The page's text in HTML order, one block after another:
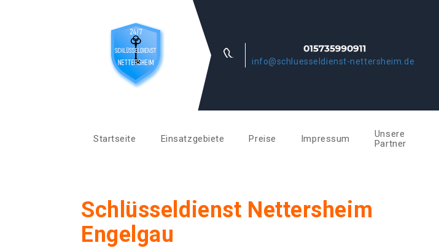
info@schluesseldienst-nettersheim.de
Startseite Einsatzgebiete Preise Impressum
Unsere
Partner
Schlüsseldienst Nettersheim
Engelgau